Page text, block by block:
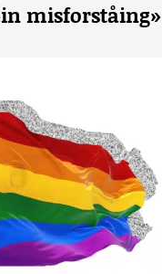
misforståing»